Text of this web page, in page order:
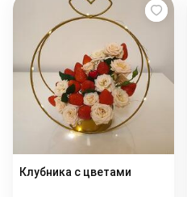
Клубника с цветами